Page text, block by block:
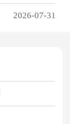
2026-07-31